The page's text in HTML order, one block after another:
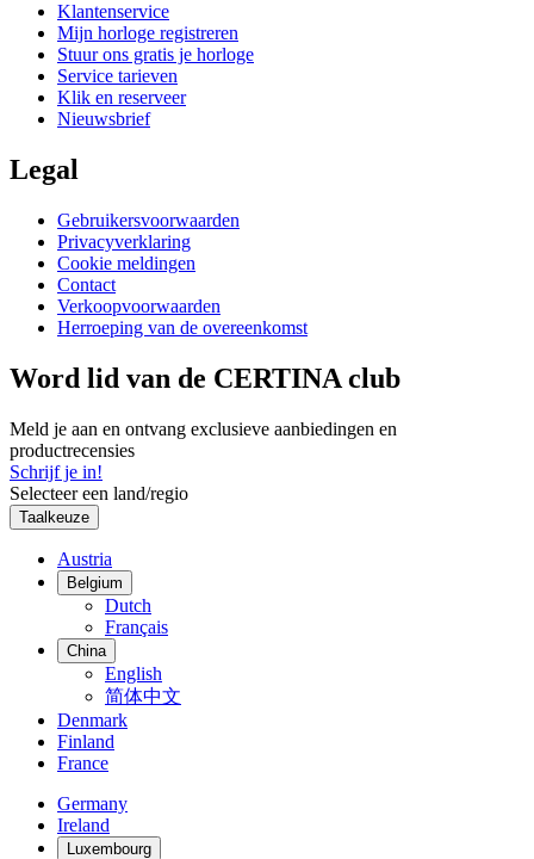
Klantenservice
Mijn horloge registreren
Stuur ons gratis je horloge
Service tarieven
Klik en reserveer
Nieuwsbrief
Legal
Gebruikersvoorwaarden
Privacyverklaring
Cookie meldingen
Contact
Verkoopvoorwaarden
Herroeping van de overeenkomst
Word lid van de CERTINA club
Meld je aan en ontvang exclusieve aanbiedingen en
productrecensies
Schrijf je in!
Selecteer een land/regio
Taalkeuze
Austria
Belgium
Dutch
Français
China
English
简体中文
Denmark
Finland
France
Germany
Ireland
Luxembourg